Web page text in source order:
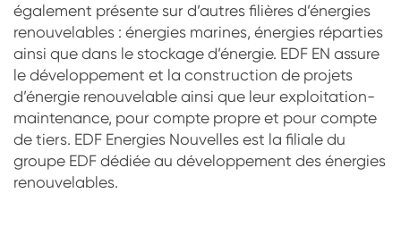
également présente sur d’autres filières d’énergies
renouvelables : énergies marines, énergies réparties
ainsi que dans le stockage d’énergie. EDF EN assure
le développement et la construction de projets
d’énergie renouvelable ainsi que leur exploitation-
maintenance, pour compte propre et pour compte
de tiers. EDF Energies Nouvelles est la filiale du
groupe EDF dédiée au développement des énergies
renouvelables.